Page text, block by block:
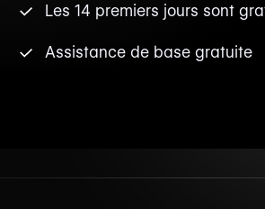
Les 14 premiers jours sont
Assistance de base gratuite